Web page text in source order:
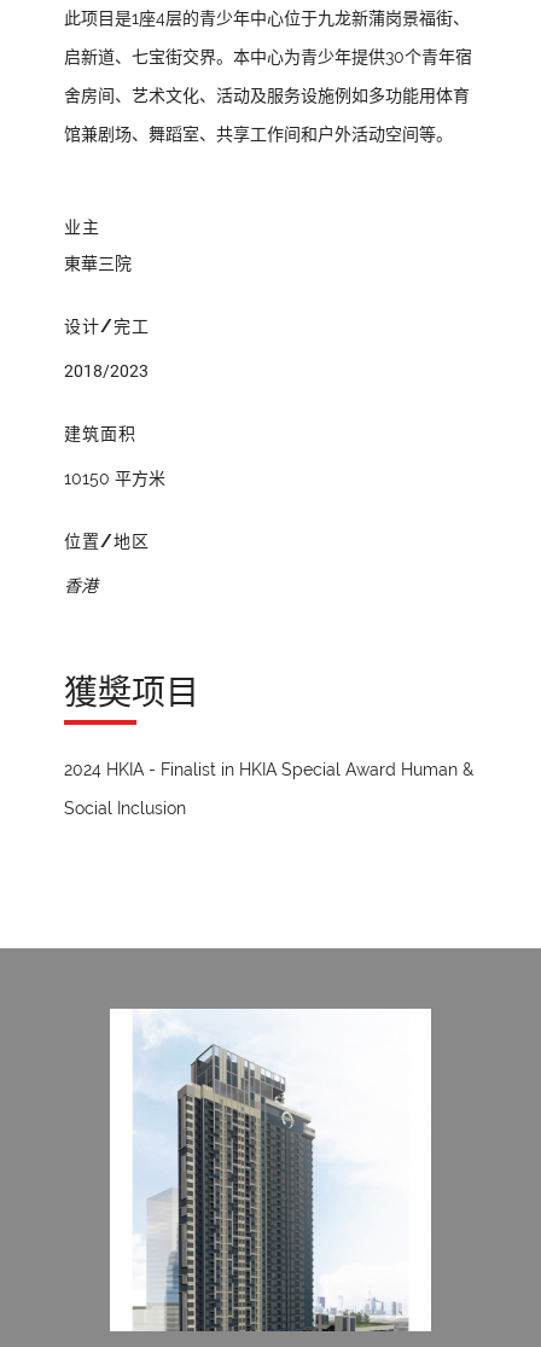
此项目是1座4层的青少年中心位于九龙新蒲岗景福街、
启新道、七宝街交界。本中心为青少年提供30个青年宿
舍房间、艺术文化、活动及服务设施例如多功能用体育
馆兼剧场、舞蹈室、共享工作间和户外活动空间等。
业主
東華三院
设计/完工
2018/2023
建筑面积
10150 平方米
位置/地区
香港
獲奬项目
2024 HKIA - Finalist in HKIA Special Award Human &
Social Inclusion